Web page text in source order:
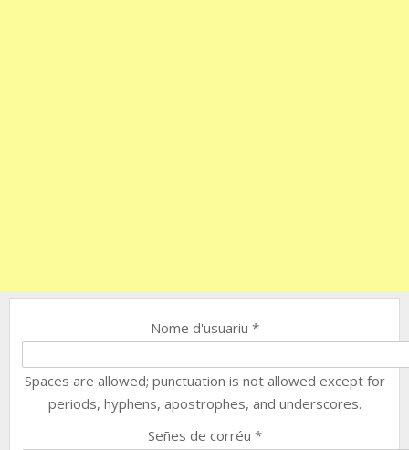
Nome d'usuariu *
Spaces are allowed; punctuation is not allowed except for
periods, hyphens, apostrophes, and underscores.
Señes de corréu *